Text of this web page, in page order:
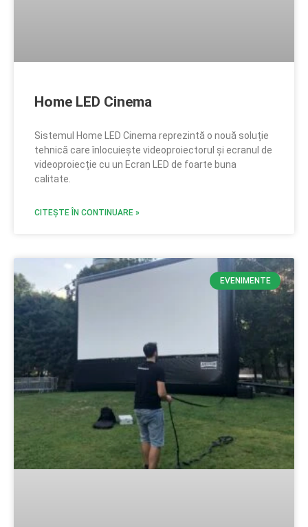
Home LED Cinema
Sistemul Home LED Cinema reprezintă o nouă soluție
tehnică care înlocuiește videoproiectorul și ecranul de
videoproiecție cu un Ecran LED de foarte buna
calitate.
CITEȘTE ÎN CONTINUARE »
EVENIMENTE